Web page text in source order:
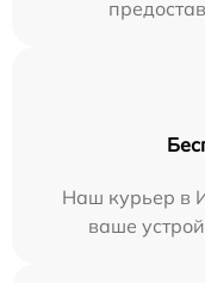
Наш курьер в
ваше